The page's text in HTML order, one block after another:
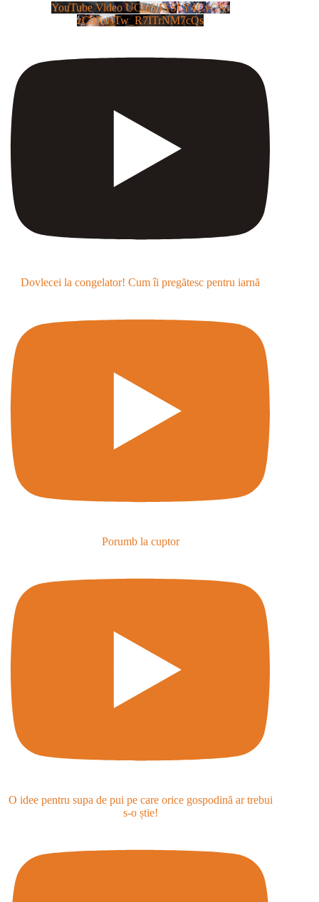
YouTube Video UCm5llXSLY4CyCX-
zC8XosTw_R7ITrNM7cQs
Dovlecei la congelator! Cum îi pregătesc pentru iarnă
Porumb la cuptor
O idee pentru supa de pui pe care orice gospodină ar trebui
s-o știe!